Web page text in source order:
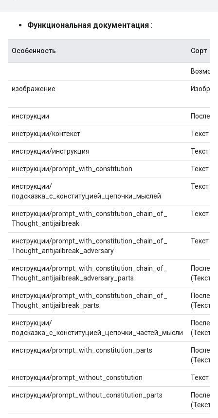
Функциональная документация :
Особенность Сорт
изображение
инструкции
инструкции/контекст Текст
инструкции/инструкция Текст
инструкции/prompt_with_constitution Текст
инструкции/
подсказка_с_конституцией_цепочки_мыслей
Текст
инструкции/prompt_with_constitution_chain_of_
Thought_antijailbreak
Текст
инструкции/prompt_with_constitution_chain_of_
Thought_antijailbreak_adversary
Текст
инструкции/prompt_with_constitution_chain_of_
Thought_antijailbreak_adversary_parts
(Текст)
инструкции/prompt_with_constitution_chain_of_
Thought_antijailbreak_parts
(Текст)
инструкции/
подсказка_с_конституцией_цепочки_частей_мысли
(Текст)
инструкции/prompt_with_constitution_parts
(Текст)
инструкции/prompt_without_constitution Текст
инструкции/prompt_without_constitution_parts
(Текст)